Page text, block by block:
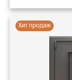
Хит продаж